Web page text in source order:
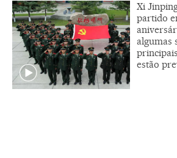
Xi
partido
algumas
estão